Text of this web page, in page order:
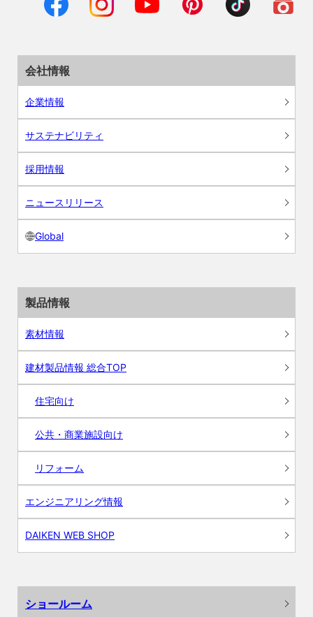
会社情報
企業情報
サステナビリティ
採用情報
ニュースリリース
Global
製品情報
素材情報
建材製品情報 総合TOP
住宅向け
公共・商業施設向け
リフォーム
エンジニアリング情報
DAIKEN WEB SHOP
ショールーム